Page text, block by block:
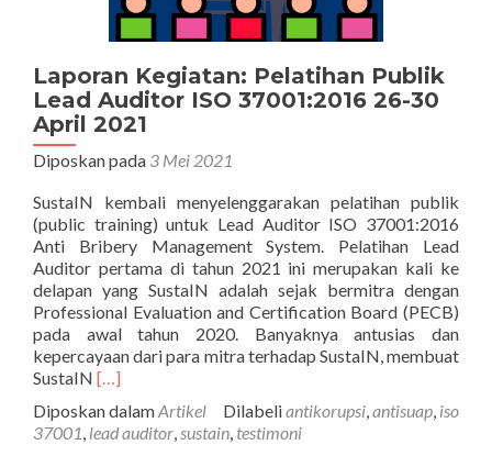
Laporan Kegiatan: Pelatihan Publik
Lead Auditor ISO 37001:2016 26-30
April 2021
Diposkan pada 3 Mei 2021
SustaIN kembali menyelenggarakan pelatihan publik
(public training) untuk Lead Auditor ISO 37001:2016
Anti Bribery Management System. Pelatihan Lead
Auditor pertama di tahun 2021 ini merupakan kali ke
delapan yang SustaIN adalah sejak bermitra dengan
Professional Evaluation and Certification Board (PECB)
pada awal tahun 2020. Banyaknya antusias dan
kepercayaan dari para mitra terhadap SustaIN, membuat
SustaIN Selengkapnya
Kegiatan:
Pelatihan
[…]
Diposkan dalamArtikel Dilabeliantikorupsi,antisuap, iso
37001, lead auditor,sustain, testimoni